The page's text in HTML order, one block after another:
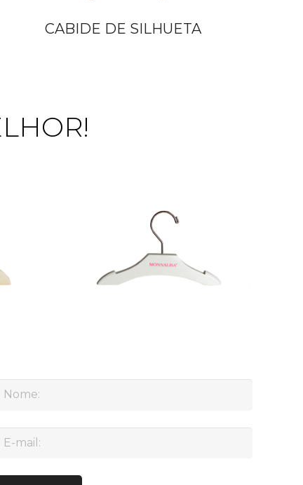
CABIDE DE SILHUETA